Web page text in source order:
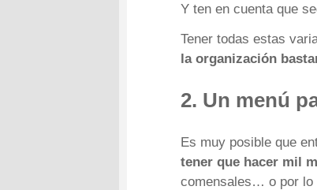
Y ten en cuenta que
Tener todas estas
la organización
2. Un menú
Es muy posible que
tener que hacer mil
comensales… o por lo